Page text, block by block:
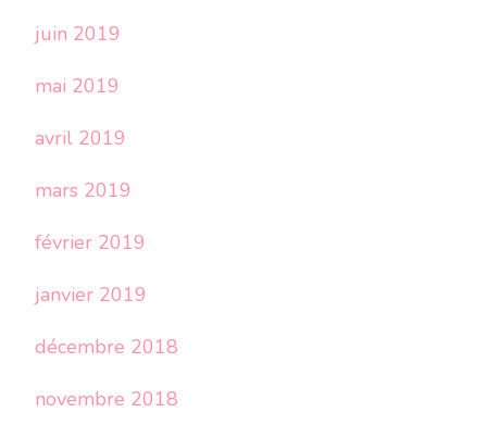
juin 2019
mai 2019
avril 2019
mars 2019
février 2019
janvier 2019
décembre 2018
novembre 2018